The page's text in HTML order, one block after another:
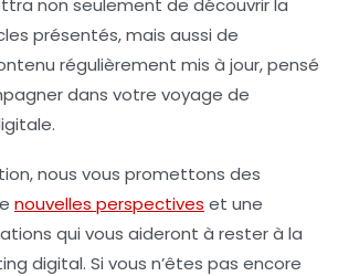
non seulement de découvrir la
présentés, mais aussi de
régulièrement mis à jour, pensé
dans votre voyage de
nous vous promettons des
nouvelles perspectives et une
qui vous aideront à rester à la
digital. Si vous n’êtes pas encore